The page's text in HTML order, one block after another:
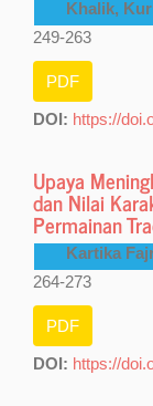
Khalik,
249-263
PDF
DOI: https://
Upaya
dan Nilai
Permainan
Kartika
264-273
PDF
DOI: https://